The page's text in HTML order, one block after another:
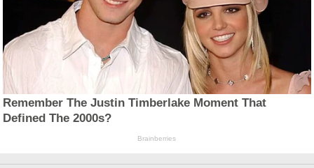
Remember The Justin Timberlake Moment That
Defined The 2000s?
Brainberries